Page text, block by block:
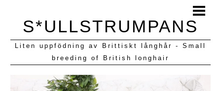
BLOGG
KULLAR VI HAFT
S*ULLSTRUMPANS
Liten uppfödning av Brittiskt långhår - Small
breeding of British longhair